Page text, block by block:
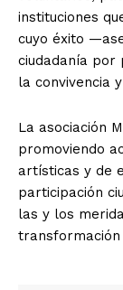
instituciones
cuyo éxito
ciudadanía por
la convivencia
La asociación
promoviendo
artísticas y de
participación
las y los
transformación